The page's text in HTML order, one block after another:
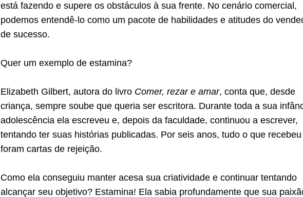
está fazendo e supere os obstáculos à sua frente. No cenário comercial,
podemos entendê-lo como um pacote de habilidades e atitudes do
de sucesso.
Quer um exemplo de estamina?
Elizabeth Gilbert, autora do livro Comer, rezar e amar, conta que, desde
criança, sempre soube que queria ser escritora. Durante toda a sua
adolescência ela escreveu e, depois da faculdade, continuou a escrever,
tentando ter suas histórias publicadas. Por seis anos, tudo o que recebeu
foram cartas de rejeição.
Como ela conseguiu manter acesa sua criatividade e continuar tentando
alcançar seu objetivo? Estamina! Ela sabia profundamente que sua